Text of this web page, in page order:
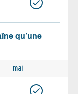
qu’une
mai